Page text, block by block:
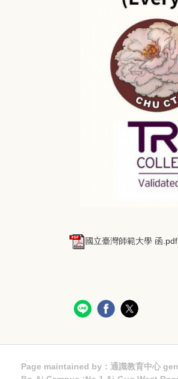
國立臺灣師範大學 函.pdf
Page maintained by：通識教育中心